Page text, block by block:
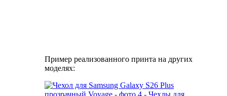
Пример реализованного принта на других
моделях: